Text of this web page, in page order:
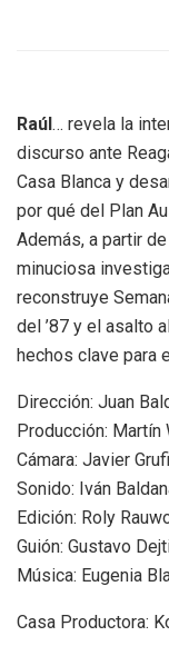
Raúl … revela la
discurso ante
Casa Blanca y
por qué del Plan
Además, a partir de
minuciosa
reconstruye
del ’87 y el asalto
hechos clave para
Dirección: Juan
Producción:
Cámara: Javier Grufi
Sonido: Iván
Edición: Roly
Guión: Gustavo
Música: Eugenia
Casa Productora: